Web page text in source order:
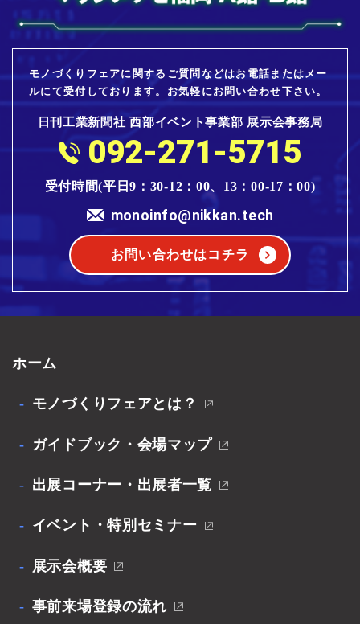
モノづくりフェアに関するご質問などはお電話またはメー
ルにて受付しております。お気軽にお問い合わせ下さい。
日刊工業新聞社 西部イベント事業部 展示会事務局
092-271-5715
受付時間(平日9：30-12：00、13：00-17：00)
monoinfo@nikkan.tech
お問い合わせはコチラ
ホーム
モノづくりフェアとは？
ガイドブック・会場マップ
出展コーナー・出展者一覧
イベント・特別セミナー
展示会概要
事前来場登録の流れ